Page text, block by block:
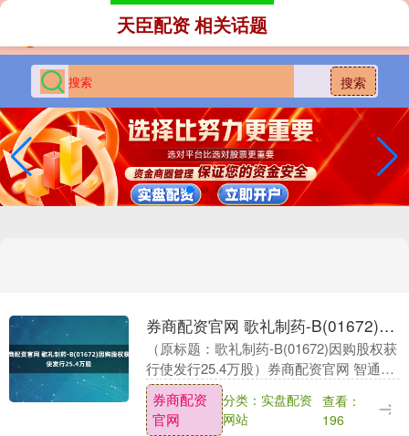
搜索
天臣配资 相关话题
券商配资官网 歌礼制药-B(01672)因购股权获行使发行25.4万股
（原标题：歌礼制药-B(01672)因购股权获
行使发行25.4万股）券商配资官网 智通财
经APP讯，歌礼制药-B(01672)发布公告，
于2025年4月24日，....
券商配资
官网
分类：实盘配资
网站
查看：
196